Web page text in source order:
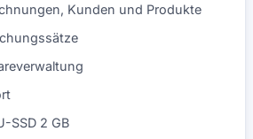
Kunden und Produkte
SSD 2 GB